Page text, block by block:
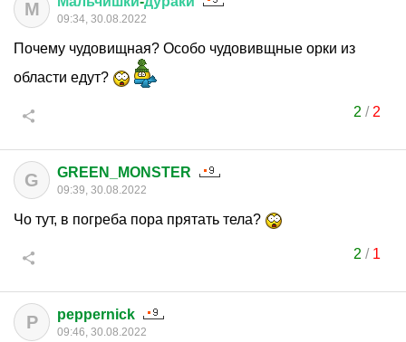
М 09:34, 30.08.2022
Почему чудовищная? Особо чудовивщные орки из
области едут?
2 / 2
G GREEN_MONSTER
09:39, 30.08.2022
Чо тут, в погреба пора прятать тела?
2 / 1
P peppernick
09:46, 30.08.2022